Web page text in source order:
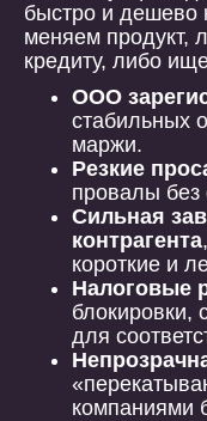
быстро и дешево
меняем продукт,
кредиту, либо
ООО
стабильных
маржи.
Резкие
провалы без
Сильная
контрагента
короткие и
Налоговые
для
компаниями